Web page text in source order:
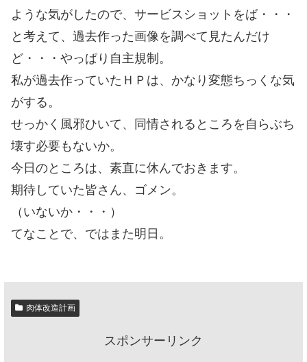
ような気がしたので、サービスショットをば・・・
と考えて、過去作った画像を調べて見たんだけ
ど・・・やっぱり自主規制。
私が過去作っていたＨＰは、かなり変態ちっくな気
がする。
せっかく風邪ひいて、同情されるところを自らぶち
壊す必要もないか。
今日のところは、素直に休んでおきます。
期待していた皆さん、ゴメン。
（いないか・・・）
てなことで、ではまた明日。
肉体改造計画
スポンサーリンク